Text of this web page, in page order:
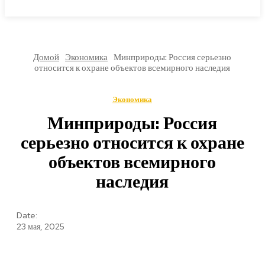
Домой Экономика Минприроды: Россия серьезно
относится к охране объектов всемирного наследия
Экономика
Минприроды: Россия
серьезно относится к охране
объектов всемирного
наследия
Date:
23 мая, 2025